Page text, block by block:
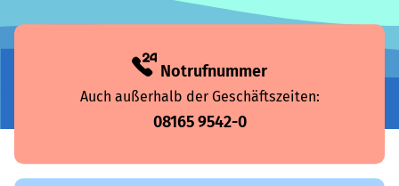
Notrufnummer
Auch außerhalb der Geschäftszeiten:
08165 9542-0